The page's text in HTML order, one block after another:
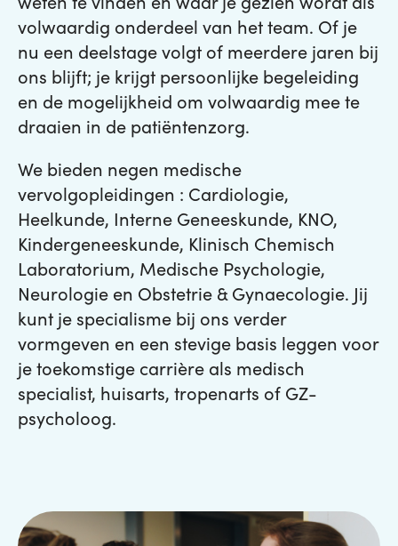
volwaardig onderdeel van het team. Of je
nu een deelstage volgt of meerdere jaren bij
ons blijft; je krijgt persoonlijke begeleiding
en de mogelijkheid om volwaardig mee te
draaien in de patiëntenzorg.
We bieden negen medische
vervolgopleidingen : Cardiologie,
Heelkunde, Interne Geneeskunde, KNO,
Kindergeneeskunde, Klinisch Chemisch
Laboratorium, Medische Psychologie,
Neurologie en Obstetrie & Gynaecologie. Jij
kunt je specialisme bij ons verder
vormgeven en een stevige basis leggen voor
je toekomstige carrière als medisch
specialist, huisarts, tropenarts of GZ-
psycholoog.